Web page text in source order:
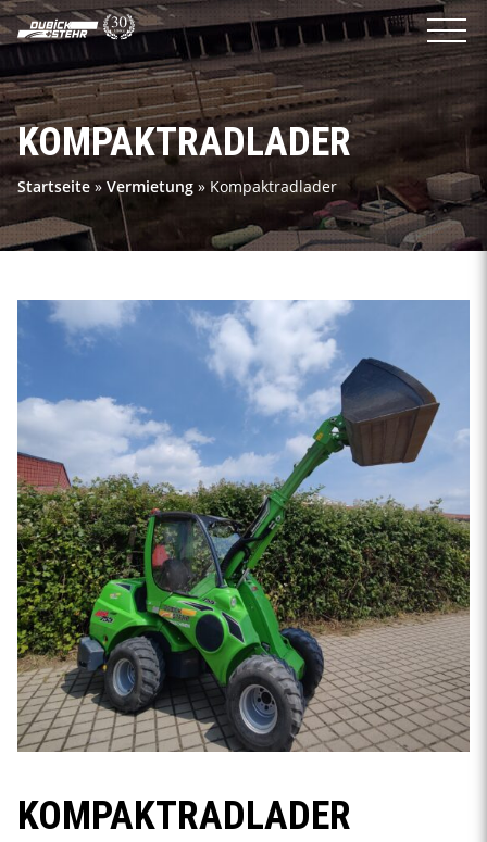
KOMPAKTRADLADER
Startseite» Vermietung » Kompaktradlader
KOMPAKTRADLADER